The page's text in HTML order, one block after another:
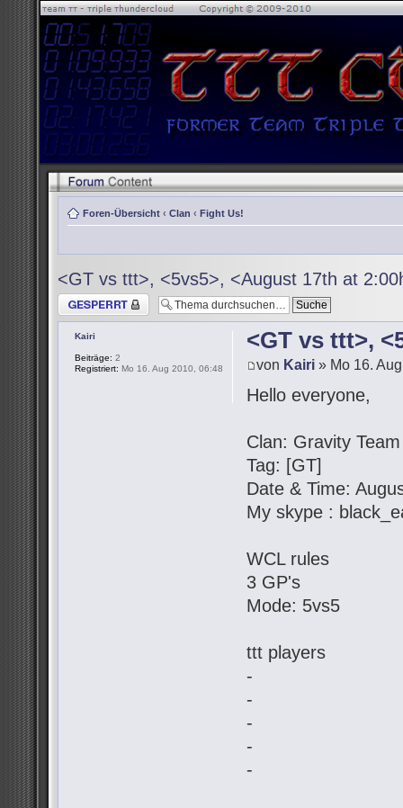
Foren-Übersicht ‹ Clan ‹ Fight Us!
<GT vs ttt>, <5vs5>, <August 17th at
Thema gesperrt
<GT vs ttt>,
von Kairi » Mo 16.
Hello everyone,
Clan: Gravity Team
Tag: [GT]
Date & Time:
My skype :
WCL rules
3 GP's
Mode: 5vs5
ttt players
-
-
-
-
-
Kairi
Beiträge: 2
Registriert: Mo 16. Aug 2010, 06:48